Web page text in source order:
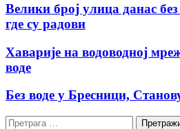
Велики број улица данас без
где су радови
Хаварије на водоводној
воде
Без воде у Бресници,
Претрага